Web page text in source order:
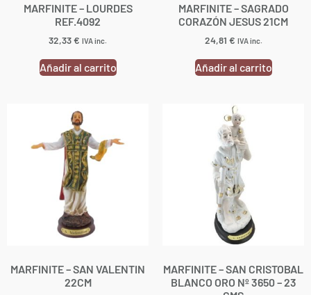
MARFINITE – LOURDES
REF.4092
32,33€ IVA inc.
Añadir al carrito
MARFINITE – SAGRADO
CORAZÓN JESUS 21CM
24,81 € IVA inc.
Añadir al carrito
MARFINITE – SAN VALENTIN
22CM
MARFINITE – SAN CRISTOBAL
BLANCO ORO Nº 3650 – 23